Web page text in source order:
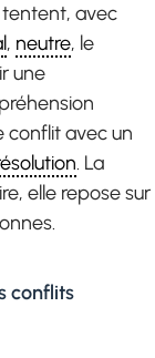
tentent, avec
, neutre, le
une
conflit avec un
. La
elle repose sur
conflits